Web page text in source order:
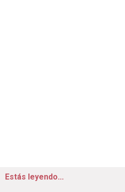
Estás leyendo...